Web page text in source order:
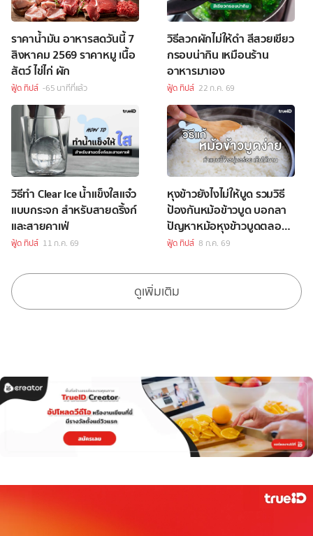
ราคาน้ำมัน อาหารสดวันนี้ 7
สิงหาคม 2569 ราคาหมู เนื้อ
สัตว์ ไข่ไก่ ผัก
ฟู้ด ทิปส์ -65 นาทีที่แล้ว
วิธีลวกผักไม่ให้ดำ สีสวยเขียว
กรอบน่ากิน เหมือนร้าน
อาหารมาเอง
ฟู้ด ทิปส์ 22 ก.ค. 69
วิธีทำ Clear Ice น้ำแข็งใสแจ๋ว
แบบกระจก สำหรับสายดริ้งก์
และสายคาเฟ่
ฟู้ด ทิปส์ 11 ก.ค. 69
หุงข้าวยังไงไม่ให้บูด รวมวิธี
ป้องกันหม้อข้าวบูด บอกลา
ปัญหาหม้อหุงข้าวบูดตลอด
ไปได้เลย
ฟู้ด ทิปส์ 8 ก.ค. 69
ดูเพิ่มเติม